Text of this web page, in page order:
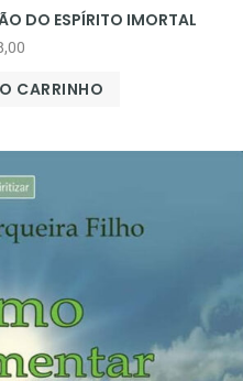
DO ESPÍRITO IMORTAL
CARRINHO